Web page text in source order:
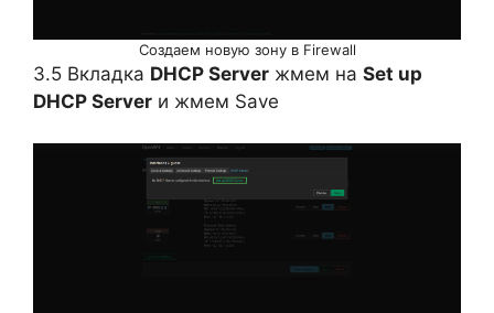
Создаем новую зону в Firewall
3.5 Вкладка DHCP Server жмем на Set up
DHCP Server и жмем Save